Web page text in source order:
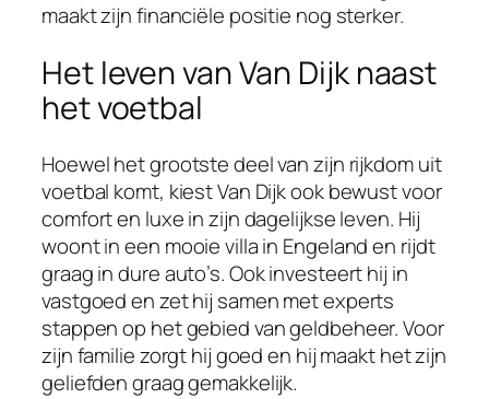
maakt zijn financiële positie nog sterker.
Het leven van Van Dijk naast
het voetbal
Hoewel het grootste deel van zijn rijkdom uit
voetbal komt, kiest Van Dijk ook bewust voor
comfort en luxe in zijn dagelijkse leven. Hij
woont in een mooie villa in Engeland en rijdt
graag in dure auto’s. Ook investeert hij in
vastgoed en zet hij samen met experts
stappen op het gebied van geldbeheer. Voor
zijn familie zorgt hij goed en hij maakt het zijn
geliefden graag gemakkelijk.